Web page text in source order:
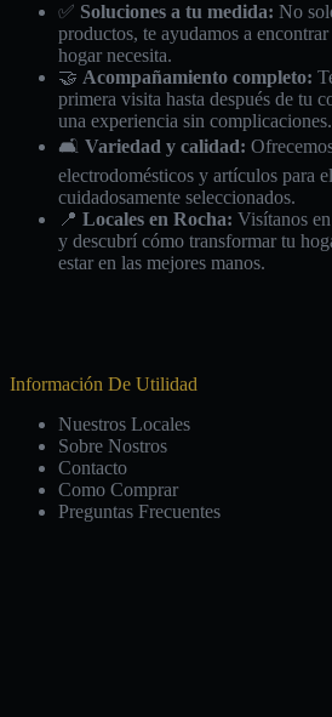
✅ Soluciones a tu medida: No
productos, te ayudamos a
hogar necesita.
🤝 Acompañamiento completo:
primera visita hasta después de tu
una experiencia sin complicaciones.
🛋️ Variedad y calidad:
electrodomésticos y artículos para
cuidadosamente seleccionados.
📍 Locales en Rocha: Visítanos
y descubrí cómo transformar tu
estar en las mejores manos.
Información De Utilidad
Nuestros Locales
Sobre Nostros
Contacto
Como Comprar
Preguntas Frecuentes